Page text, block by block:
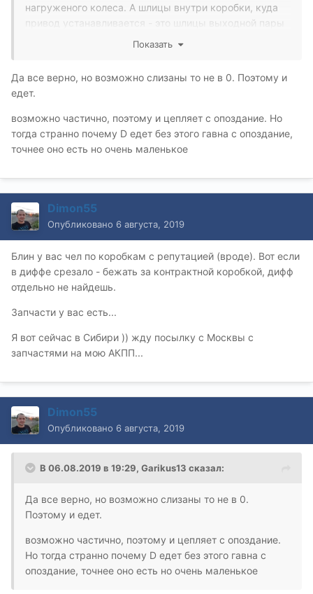
нагруженого колеса. А шлицы внутри коробки, куда
привод устанавливается - это шлицы выходной пары
Показать
Да все верно, но возможно слизаны то не в 0. Поэтому и
едет.
возможно частично, поэтому и цепляет с опоздание. Но
тогда странно почему D едет без этого гавна с опоздание,
точнее оно есть но очень маленькое
Dimon55
Опубликовано 6 августа, 2019
Блин у вас чел по коробкам с репутацией (вроде). Вот если
в диффе срезало - бежать за контрактной коробкой, дифф
отдельно не найдешь.
Запчасти у вас есть...
Я вот сейчас в Сибири )) жду посылку с Москвы с
запчастями на мою АКПП...
Dimon55
Опубликовано 6 августа, 2019
В 06.08.2019 в 19:29, Garikus13 сказал:
Да все верно, но возможно слизаны то не в 0.
Поэтому и едет.
возможно частично, поэтому и цепляет с опоздание.
Но тогда странно почему D едет без этого гавна с
опоздание, точнее оно есть но очень маленькое